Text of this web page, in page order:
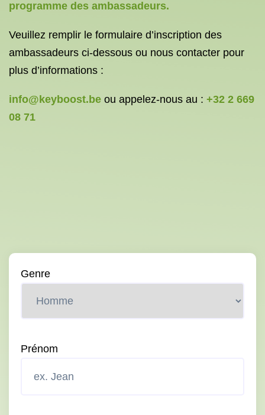
programme des ambassadeurs.
Veuillez remplir le formulaire d’inscription des
ambassadeurs ci-dessous ou nous contacter pour
plus d’informations :
info@keyboost.be ou appelez-nous au : +32 2 669
08 71
Genre
Prénom